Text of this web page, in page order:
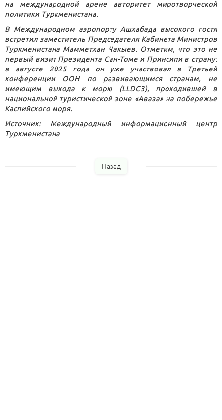
на международной арене авторитет миротворческой
политики Туркменистана.
В Международном аэропорту Ашхабада высокого гостя
встретил заместитель Председателя Кабинета Министров
Туркменистана Мамметхан Чакыев. Отметим, что это не
первый визит Президента Сан-Томе и Принсипи в страну:
в августе 2025 года он уже участвовал в Третьей
конференции ООН по развивающимся странам, не
имеющим выхода к морю (LLDC3), проходившей в
национальной туристической зоне «Аваза» на побережье
Каспийского моря.
Источник: Международный информационный центр
Туркменистана
Назад